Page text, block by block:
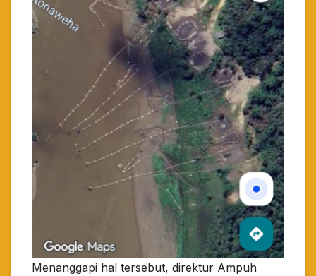
Menanggapi hal tersebut, direktur Ampuh